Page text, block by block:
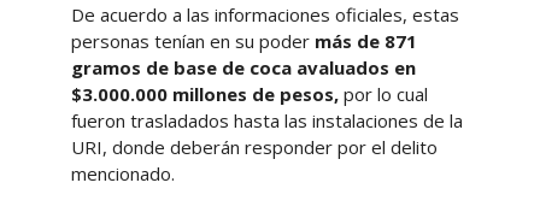
De acuerdo a las informaciones oficiales, estas
personas tenían en su poder más de 871
gramos de base de coca avaluados en
$3.000.000 millones de pesos, por lo cual
fueron trasladados hasta las instalaciones de la
URI, donde deberán responder por el delito
mencionado.